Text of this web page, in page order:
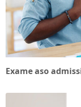
Exame aso